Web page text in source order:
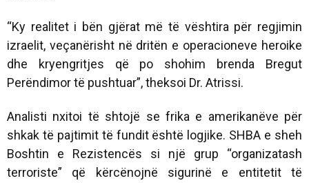
“Ky realitet i bën gjërat më të vështira për regjimin
izraelit, veçanërisht në dritën e operacioneve heroike
dhe kryengritjes që po shohim brenda Bregut
Perëndimor të pushtuar”, theksoi Dr. Atrissi.
Analisti nxitoi të shtojë se frika e amerikanëve për
shkak të pajtimit të fundit është logjike. SHBA e sheh
Boshtin e Rezistencës si një grup “organizatash
terroriste” që kërcënojnë sigurinë e entitetit të